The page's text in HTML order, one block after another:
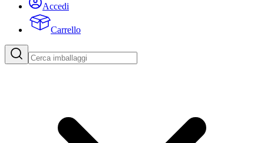
Accedi
Carrello